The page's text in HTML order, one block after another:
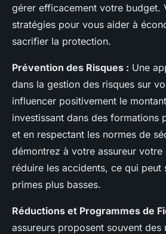
gérer efficacement votre budget.
stratégies pour vous aider à
sacrifier la protection.
Prévention des Risques : Une
dans la gestion des risques sur
influencer positivement le
investissant dans des formations
et en respectant les normes de
démontrez à votre assureur votre
réduire les accidents, ce qui peut
primes plus basses.
Réductions et Programmes de
assureurs proposent souvent des